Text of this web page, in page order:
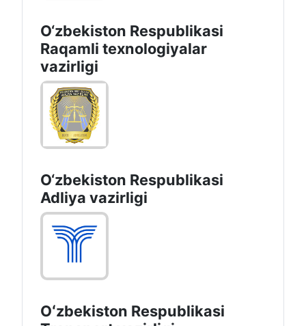
O‘zbekiston Respublikasi
Raqamli texnologiyalar
vazirligi
O‘zbekiston Respublikasi
Adliya vazirligi
Oʻzbekiston Respublikasi